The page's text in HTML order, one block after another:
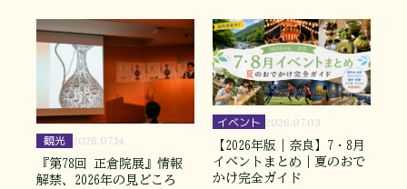
観光 2026.07.14
『第78回 正倉院展』情報
解禁、2026年の見どころ
イベント 2026.07.03
【2026年版｜奈良】7・8月
イベントまとめ｜夏のおで
かけ完全ガイド